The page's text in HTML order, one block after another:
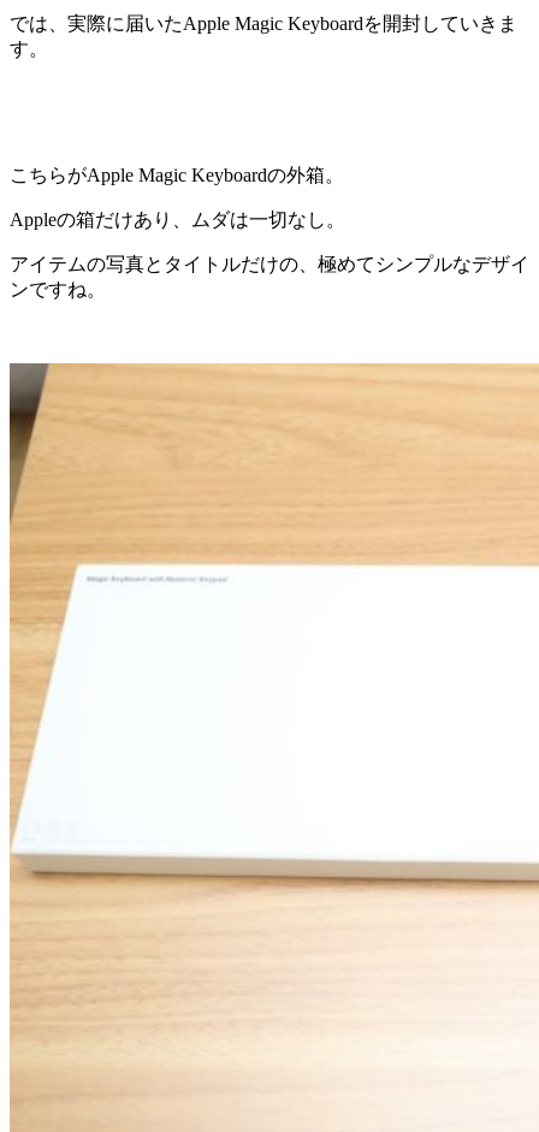
では、実際に届いたApple Magic Keyboardを開封していきま
す。
こちらがApple Magic Keyboardの外箱。
Appleの箱だけあり、ムダは一切なし。
アイテムの写真とタイトルだけの、極めてシンプルなデザイ
ンですね。